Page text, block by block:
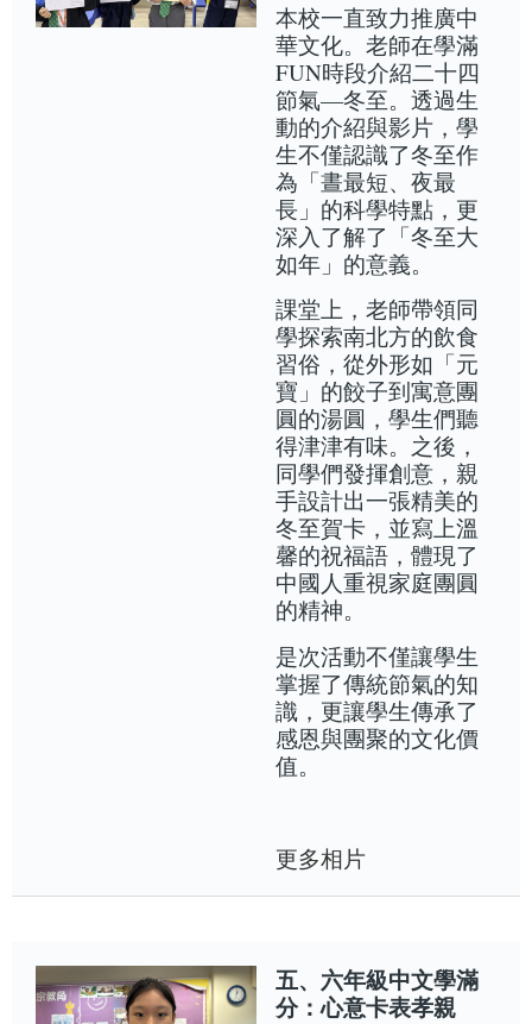
本校一直致力推廣中
華文化。老師在學滿
FUN時段介紹二十四
節氣—冬至。透過生
動的介紹與影片，學
生不僅認識了冬至作
為「晝最短、夜最
長」的科學特點，更
深入了解了「冬至大
如年」的意義。
課堂上，老師帶領同
學探索南北方的飲食
習俗，從外形如「元
寶」的餃子到寓意團
圓的湯圓，學生們聽
得津津有味。之後，
同學們發揮創意，親
手設計出一張精美的
冬至賀卡，並寫上溫
馨的祝福語，體現了
中國人重視家庭團圓
的精神。
是次活動不僅讓學生
掌握了傳統節氣的知
識，更讓學生傳承了
感恩與團聚的文化價
值。
更多相片
五、六年級中文學滿
分：心意卡表孝親